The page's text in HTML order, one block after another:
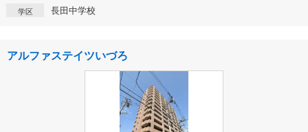
学区 長田中学校
アルファステイツいづろ